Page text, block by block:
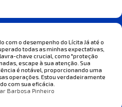
com o desempenho do Lícita Já até o
todas as minhas expectativas,
chave crucial, como "proteção
escape à sua atenção. Sua
é notável, proporcionando uma
operações. Estou verdadeiramente
com sua eficácia.
Barbosa Pinheiro